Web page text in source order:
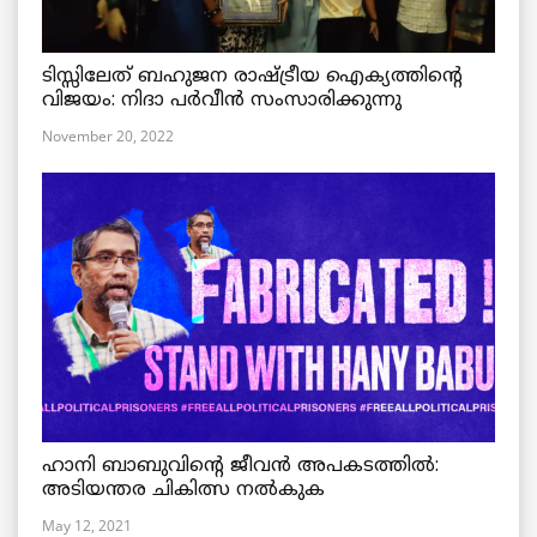
ടിസ്സിലേത് ബഹുജന രാഷ്ട്രീയ ഐക്യത്തിന്റെ
വിജയം: നിദാ പർവീൻ സംസാരിക്കുന്നു
November 20, 2022
ഹാനി ബാബുവിന്റെ ജീവൻ അപകടത്തിൽ:
അടിയന്തര ചികിത്സ നൽകുക
May 12, 2021